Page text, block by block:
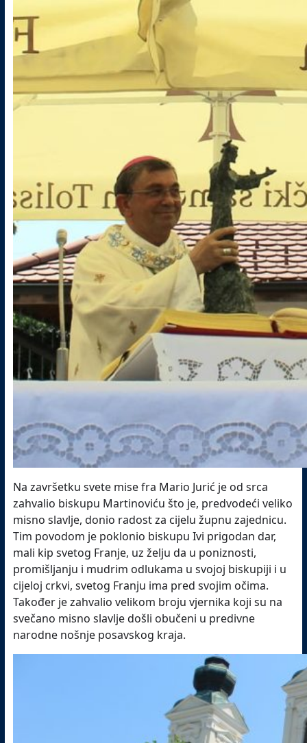
Na završetku svete mise fra Mario Jurić je od srca
zahvalio biskupu Martinoviću što je, predvodeći veliko
misno slavlje, donio radost za cijelu župnu zajednicu.
Tim povodom je poklonio biskupu Ivi prigodan dar,
mali kip svetog Franje, uz želju da u poniznosti,
promišljanju i mudrim odlukama u svojoj biskupiji i u
cijeloj crkvi, svetog Franju ima pred svojim očima.
Također je zahvalio velikom broju vjernika koji su na
svečano misno slavlje došli obučeni u predivne
narodne nošnje posavskog kraja.